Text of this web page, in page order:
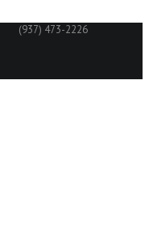
(937) 473-2226